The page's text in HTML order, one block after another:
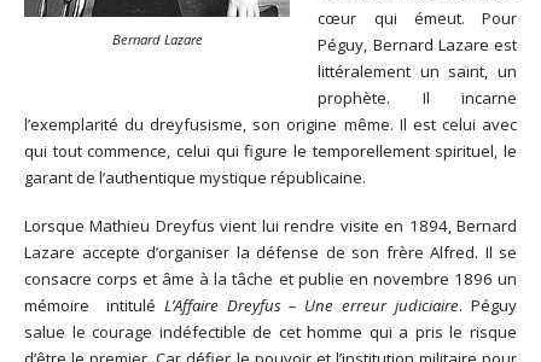
Bernard Lazare
cœur qui émeut. Pour
Péguy, Bernard Lazare est
littéralement un saint, un
prophète. Il incarne
l’exemplarité du dreyfusisme, son origine même. Il est celui avec
qui tout commence, celui qui figure le temporellement spirituel, le
garant de l’authentique mystique républicaine.
Lorsque Mathieu Dreyfus vient lui rendre visite en 1894, Bernard
Lazare accepte d’organiser la défense de son frère Alfred. Il se
consacre corps et âme à la tâche et publie en novembre 1896 un
mémoire intitulé L’Affaire Dreyfus – Une erreur judiciaire. Péguy
salue le courage indéfectible de cet homme qui a pris le risque